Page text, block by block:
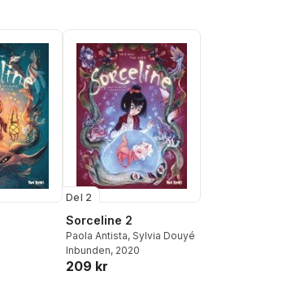
Del 2
Sorceline 2
Paola Antista, Sylvia Douyé
Inbunden, 2020
209 kr